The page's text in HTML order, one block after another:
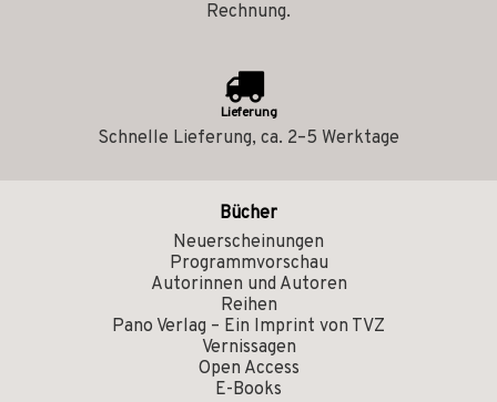
Rechnung.
Lieferung
Schnelle Lieferung, ca. 2–5 Werktage
Bücher
Neuerscheinungen
Programmvorschau
Autorinnen und Autoren
Reihen
Pano Verlag – Ein Imprint von TVZ
Vernissagen
Open Access
E-Books